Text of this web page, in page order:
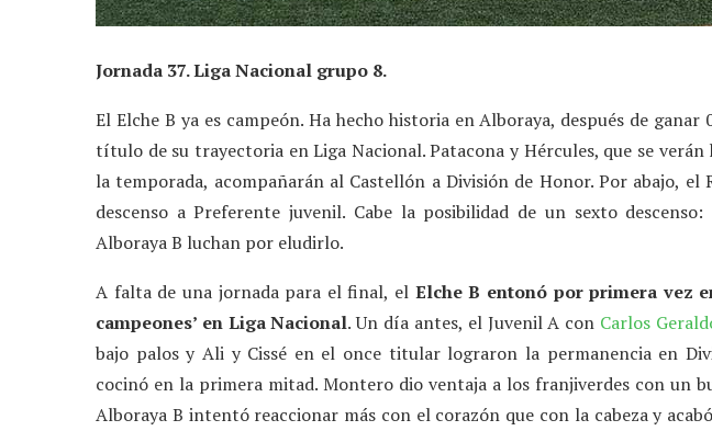
Jornada 37. Liga Nacional grupo 8.
El Elche B ya es campeón. Ha hecho historia en Alboraya, después de
título de su trayectoria en Liga Nacional. Patacona y Hércules, que se
la temporada, acompañarán al Castellón a División de Honor. Por abajo, el
descenso a Preferente juvenil. Cabe la posibilidad de un sexto
Alboraya B luchan por eludirlo.
A falta de una jornada para el final, el Elche B entonó por primera vez
campeones’ en Liga Nacional. Un día antes, el Juvenil A con Carlos
bajo palos y Ali y Cissé en el once titular lograron la permanencia en
cocinó en la primera mitad. Montero dio ventaja a los franjiverdes con un
Alboraya B intentó reaccionar más con el corazón que con la cabeza y